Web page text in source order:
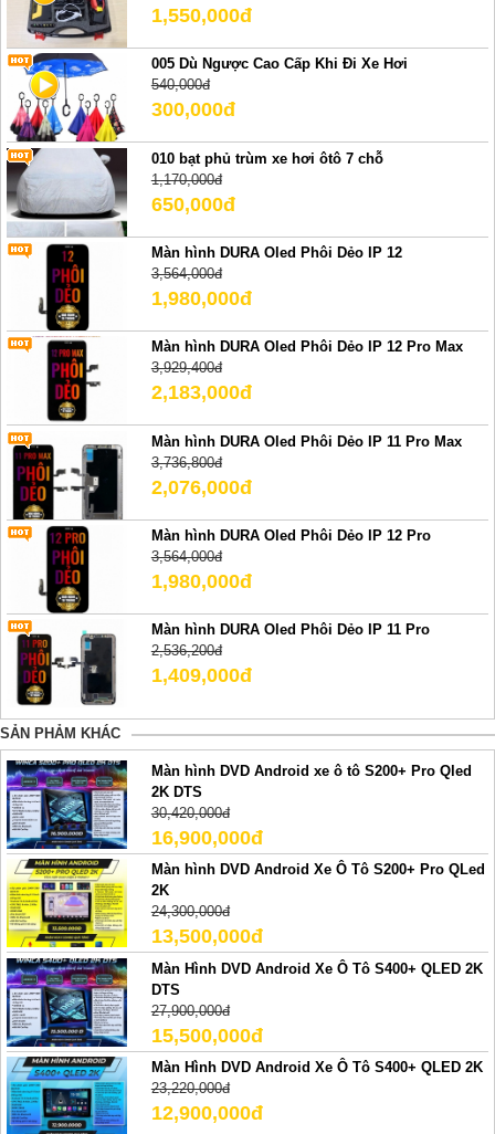
1,550,000đ
005 Dù Ngược Cao Cấp Khi Đi Xe Hơi
540,000đ
300,000đ
010 bạt phủ trùm xe hơi ôtô 7 chỗ
1,170,000đ
650,000đ
Màn hình DURA Oled Phôi Dẻo IP 12
3,564,000đ
1,980,000đ
Màn hình DURA Oled Phôi Dẻo IP 12 Pro Max
3,929,400đ
2,183,000đ
Màn hình DURA Oled Phôi Dẻo IP 11 Pro Max
3,736,800đ
2,076,000đ
Màn hình DURA Oled Phôi Dẻo IP 12 Pro
3,564,000đ
1,980,000đ
Màn hình DURA Oled Phôi Dẻo IP 11 Pro
2,536,200đ
1,409,000đ
SẢN PHẢM KHÁC
Màn hình DVD Android xe ô tô S200+ Pro Qled
2K DTS
30,420,000đ
16,900,000đ
Màn hình DVD Android Xe Ô Tô S200+ Pro QLed
2K
24,300,000đ
13,500,000đ
Màn Hình DVD Android Xe Ô Tô S400+ QLED 2K
DTS
27,900,000đ
15,500,000đ
Màn Hình DVD Android Xe Ô Tô S400+ QLED 2K
23,220,000đ
12,900,000đ